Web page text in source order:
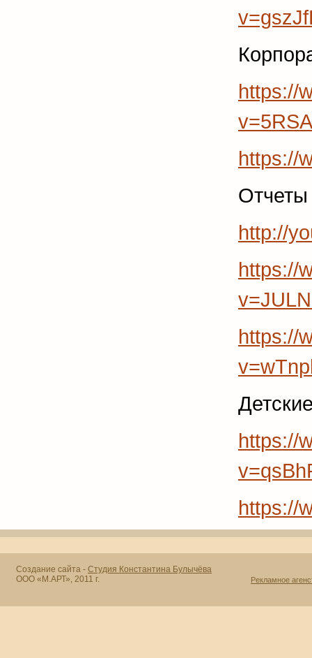
https://
https://
Отчеты
http://
https://
https://
https://
https://
Создание сайта - Студия Константина Булычёва
ООО «М.АРТ», 2011 г.
Рекламное